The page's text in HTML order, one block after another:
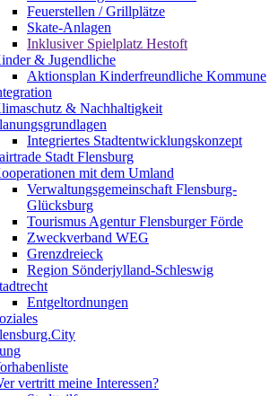
Feuerstellen / Grillplätze
Skate-Anlagen
Inklusiver Spielplatz Hestoft
& Jugendliche
Aktionsplan Kinderfreundliche Kommune
& Nachhaltigkeit
Integriertes Stadtentwicklungskonzept
Stadt Flensburg
mit dem Umland
Verwaltungsgemeinschaft Flensburg-
Glücksburg
Tourismus Agentur Flensburger Förde
Zweckverband WEG
Grenzdreieck
Region Sönderjylland-Schleswig
Entgeltordnungen
vertritt meine Interessen?